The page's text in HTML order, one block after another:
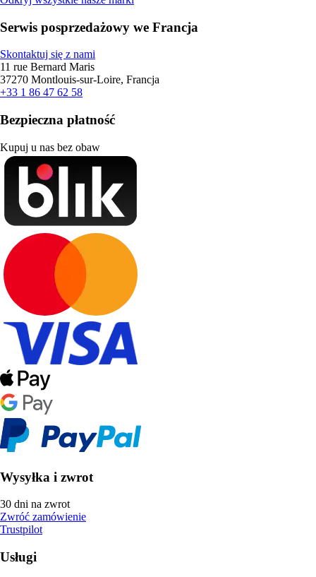
Serwis posprzedażowy we Francja
Skontaktuj się z nami
11 rue Bernard Maris
37270 Montlouis-sur-Loire, Francja
+33 1 86 47 62 58
Bezpieczna płatność
Kupuj u nas bez obaw
Wysyłka i zwrot
30 dni na zwrot
Zwróć zamówienie
Trustpilot
Usługi